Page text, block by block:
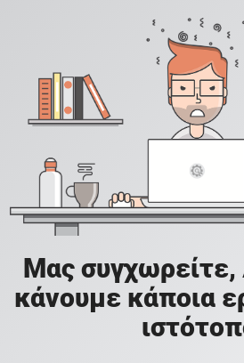
Μας
κάνουμε κάποια